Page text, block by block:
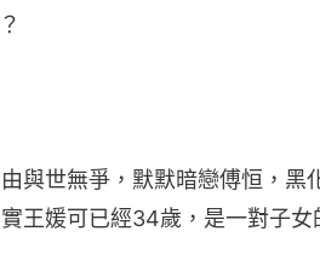
與世無爭，默默暗戀傅恒，黑
王媛可已經34歲，是一對子